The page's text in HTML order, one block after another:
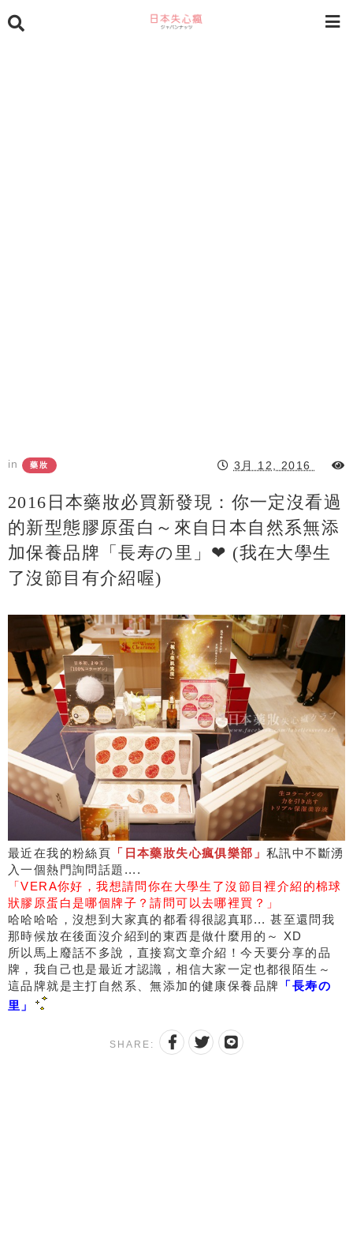
in 藥妝 3月 12, 2016
2016日本藥妝必買新發現：你一定沒看過
的新型態膠原蛋白～來自日本自然系無添
加保養品牌「長寿の里」❤ (我在大學生
了沒節目有介紹喔)
最近在我的粉絲頁 「日本藥妝失心瘋俱樂部」私訊中不斷湧
入一個熱門詢問話題....
「VERA你好，我想請問你在大學生了沒節目裡介紹的棉球
狀膠原蛋白是哪個牌子？請問可以去哪裡買？」
哈哈哈哈，沒想到大家真的都看得很認真耶... 甚至還問我
那時候放在後面沒介紹到的東西是做什麼用的～ XD
所以馬上廢話不多說，直接寫文章介紹！今天要分享的品
牌，我自己也是最近才認識，相信大家一定也都很陌生～
這品牌就是主打自然系、無添加的健康保養品牌 「長寿の
里」
SHARE: